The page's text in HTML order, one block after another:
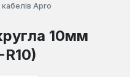
Apro
10мм